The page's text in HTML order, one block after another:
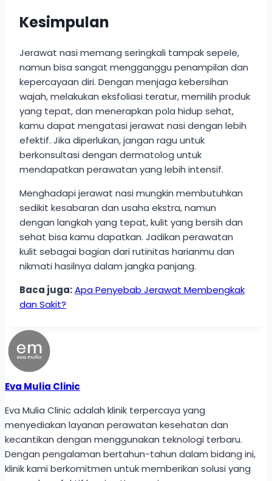
Kesimpulan
Jerawat nasi memang seringkali tampak sepele,
namun bisa sangat mengganggu penampilan dan
kepercayaan diri. Dengan menjaga kebersihan
wajah, melakukan eksfoliasi teratur, memilih produk
yang tepat, dan menerapkan pola hidup sehat,
kamu dapat mengatasi jerawat nasi dengan lebih
efektif. Jika diperlukan, jangan ragu untuk
berkonsultasi dengan dermatolog untuk
mendapatkan perawatan yang lebih intensif.
Menghadapi jerawat nasi mungkin membutuhkan
sedikit kesabaran dan usaha ekstra, namun
dengan langkah yang tepat, kulit yang bersih dan
sehat bisa kamu dapatkan. Jadikan perawatan
kulit sebagai bagian dari rutinitas harianmu dan
nikmati hasilnya dalam jangka panjang.
Baca juga:Apa Penyebab Jerawat Membengkak
dan Sakit?
Eva Mulia Clinic
Eva Mulia Clinic adalah klinik terpercaya yang
menyediakan layanan perawatan kesehatan dan
kecantikan dengan menggunakan teknologi terbaru.
Dengan pengalaman bertahun-tahun dalam bidang ini,
klinik kami berkomitmen untuk memberikan solusi yang